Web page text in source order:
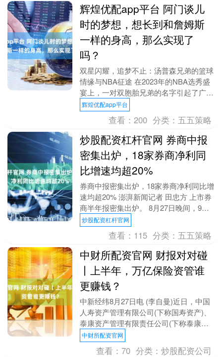
辉煌优配app平台 阿门谈儿
时的梦想，想长到和詹姆斯
一样的身高，那么实现了
吗？
双星闪耀，追梦不止：汤普森兄弟的篮球
情缘与NBA征途 在2023年的NBA选秀盛
宴上，一对双胞胎兄弟的名字引起了广泛
关注——阿门·汤普森与奥萨尔·汤普森。
阿门，....
辉煌优配app平台
查看：200 分类： 五五策略
炒股配资杠杆官网 券商中报
密集出炉，18家券商净利同
比增速均超20%
券商中报密集出炉，18家券商净利同比增
速均超20% 澎湃新闻记者 田忠方 上市券
商半年报密集出炉。 8月27日晚间，9家
券商集中披露了2025年上半年的业绩情
况....
炒股配资杠杆官网
查看： 115 分类： 五五策略
中财所配资官网 财报对对碰
丨上半年，万亿保险资管谁
更赚钱？
中新经纬8月27日电 (李自曼)近日，中国
人寿资产管理有限公司(下称国寿资产)、
泰康资产管理有限责任公司(下称泰康资
产)交出2025年上半年成绩单。 数据显
示，....
中财所配资官网
查看：70 分类：炒股配资公司